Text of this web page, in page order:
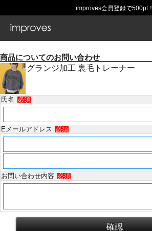
improves会員登録で500pt！
商品についてのお問い合わせ
グランジ加工 裏毛トレーナー
氏名 必須
Eメールアドレス 必須
お問い合わせ内容
必須